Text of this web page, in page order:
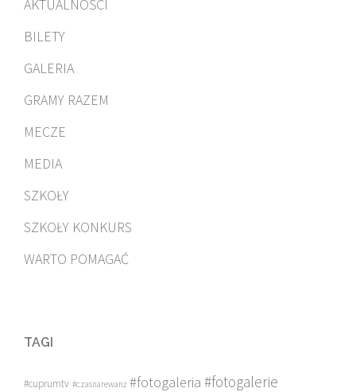
AKTUALNOŚCI
BILETY
GALERIA
GRAMY RAZEM
MECZE
MEDIA
SZKOŁY
SZKOŁY KONKURS
WARTO POMAGAĆ
TAGI
#cuprumtv #czasnarewanż #fotogaleria #fotogalerie